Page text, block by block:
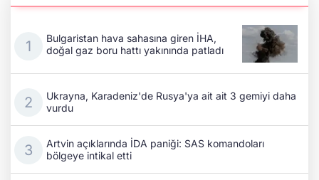
Bulgaristan hava sahasına giren İHA,
doğal gaz boru hattı yakınında patladı
Ukrayna, Karadeniz'de Rusya'ya ait ait 3 gemiyi daha
vurdu
Artvin açıklarında İDA paniği: SAS komandoları
bölgeye intikal etti